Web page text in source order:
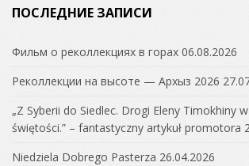
ПОСЛЕДНИЕ ЗАПИСИ
Фильм о реколлекциях в горах 06.08.2026
Реколлекции на высоте — Архыз 2026
„Z Syberii do Siedlec. Drogi Eleny Timokhiny
świętości.” – fantastyczny artykuł promotora
Niedziela Dobrego Pasterza 26.04.2026